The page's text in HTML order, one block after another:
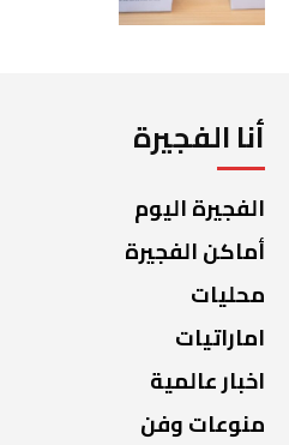
أنا الفجيرة
الفجيرة اليوم
أماكن الفجيرة
محليات
اماراتيات
اخبار عالمية
منوعات وفن